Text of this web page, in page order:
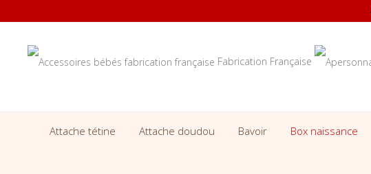
Fabrication Française
Attache tétine Attache doudou Bavoir Box naissance